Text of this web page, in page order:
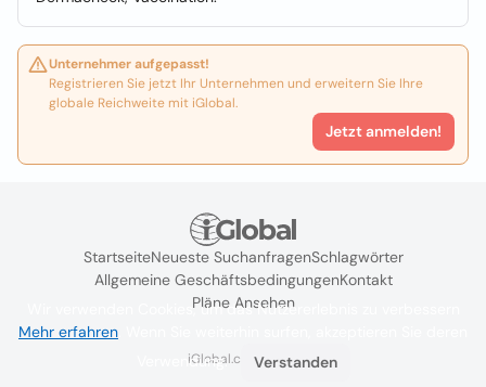
Unternehmer aufgepasst!
Registrieren Sie jetzt Ihr Unternehmen und erweitern Sie Ihre
globale Reichweite mit iGlobal.
Jetzt anmelden!
StartseiteNeueste SuchanfragenSchlagwörter
Allgemeine GeschäftsbedingungenKontakt
Pläne Ansehen
iGlobal.co @ 2024
Wir verwenden Cookies, um das Nutzererlebnis zu verbessern
Mehr erfahren
Verwendung.
Verstanden